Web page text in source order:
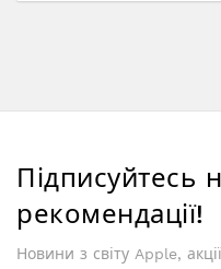
Підписуйтесь
рекомендації!
Новини з світу Apple,